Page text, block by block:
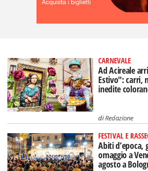
CARNEVALE
Ad Acireale
Estivo": carri,
inedite
diRedazione
FESTIVAL E
Abiti d’epoca,
omaggio a
agosto a